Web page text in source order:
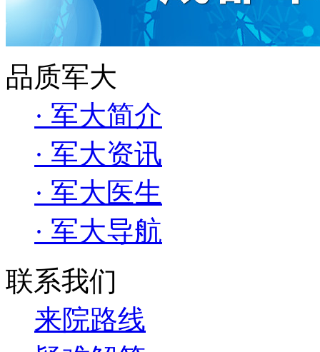
品质军大
· 军大简介
· 军大资讯
· 军大医生
· 军大导航
联系我们
来院路线